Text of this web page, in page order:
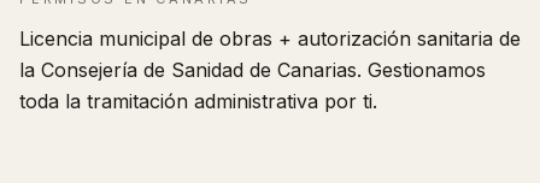
Licencia municipal de obras + autorización sanitaria de
la Consejería de Sanidad de Canarias. Gestionamos
toda la tramitación administrativa por ti.